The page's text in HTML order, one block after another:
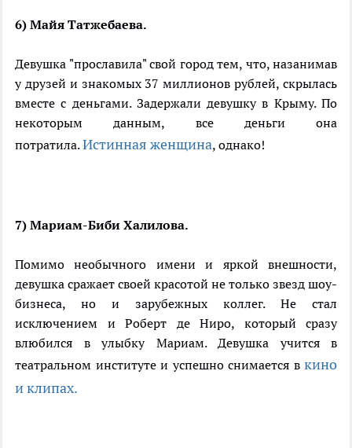
6) Майя Татжебаева.
Девушка "прославила" свой город тем, что, назанимав
у друзей и знакомых 37 миллионов рублей, скрылась
вместе с деньгами. Задержали девушку в Крыму. По
некоторым данным, все деньги она
потратила.Истинная женщина, однако!
7) Мариам-Биби Халилова.
Помимо необычного имени и яркой внешности,
девушка сражает своей красотой не только звезд шоу-
бизнеса, но и зарубежных коллег. Не стал
исключением и Роберт де Ниро, который сразу
влюбился в улыбку Мариам. Девушка учится в
театральном институте и успешно снимается в кино
и клипах.